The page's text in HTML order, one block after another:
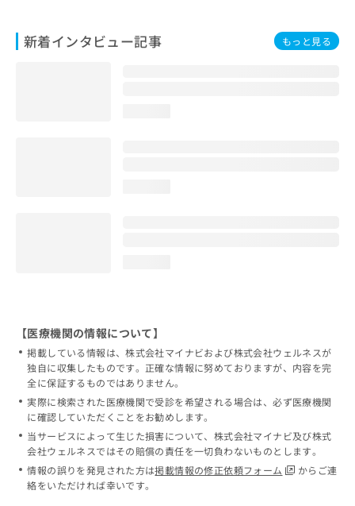
新着インタビュー記事 もっと見る
【医療機関の情報について】
掲載している情報は、株式会社マイナビおよび株式会社ウェルネスが
独自に収集したものです。正確な情報に努めておりますが、内容を完
全に保証するものではありません。
実際に検索された医療機関で受診を希望される場合は、必ず医療機関
に確認していただくことをお勧めします。
当サービスによって生じた損害について、株式会社マイナビ及び株式
会社ウェルネスではその賠償の責任を一切負わないものとします。
情報の誤りを発見された方は掲載情報の修正依頼フォーム
からご連
絡をいただければ幸いです。